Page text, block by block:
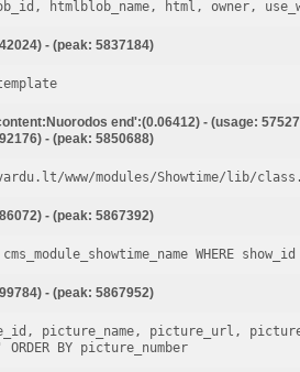
- (peak: 5837184)
end':(0.06412) - (usage:
- (peak: 5850688)
www/modules/Showtime/lib/
- (peak: 5867392)
- (peak: 5867952)
picture_name, picture_url,